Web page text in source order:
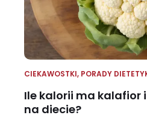
CIEKAWOSTKI, PORADY
Ile kalorii ma kalafior
na diecie?